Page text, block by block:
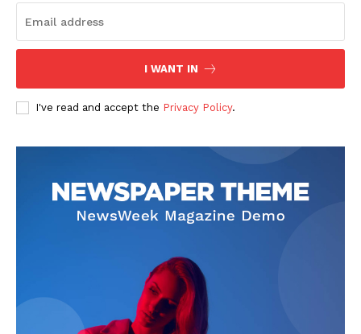
I WANT IN
I've read and accept the Privacy Policy.